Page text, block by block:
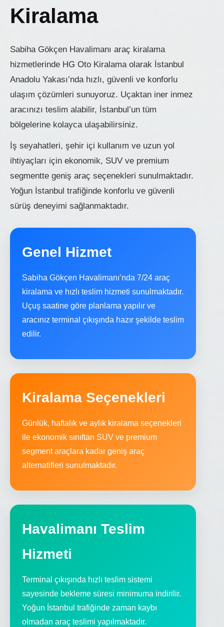
Kiralama
Sabiha Gökçen Havalimanı araç kiralama
hizmetlerinde HG Oto Kiralama olarak İstanbul
Anadolu Yakası’nda hızlı, güvenli ve konforlu
ulaşım çözümleri sunuyoruz. Uçaktan iner inmez
aracınızı teslim alabilir, İstanbul’un tüm
bölgelerine kolayca ulaşabilirsiniz.
İş seyahatleri, şehir içi kullanım ve uzun yol
ihtiyaçları için ekonomik, SUV ve premium
segmentte geniş araç seçenekleri sunulmaktadır.
Yoğun İstanbul trafiğinde konforlu ve güvenli
sürüş deneyimi sağlanmaktadır.
Genel Hizmet
Sabiha Gökçen Havalimanı’nda 7/24 araç
kiralama ve hızlı teslim hizmeti sunulmaktadır.
Uçuş saatine göre planlama yapılır ve
aracınız terminal çıkışında hazır şekilde teslim
edilir.
Kiralama Seçenekleri
Günlük, haftalık ve aylık kiralama seçenekleri
ile ekonomik sınıftan SUV ve premium
segment araçlara kadar geniş araç
alternatifleri sunulmaktadır.
Havalimanı Teslim
Hizmeti
Terminal çıkışında hızlı teslim sistemi
sayesinde bekleme süresi minimuma indirilir.
Yoğun İstanbul trafiğinde zaman kaybı
olmadan araç teslimi yapılmaktadır.